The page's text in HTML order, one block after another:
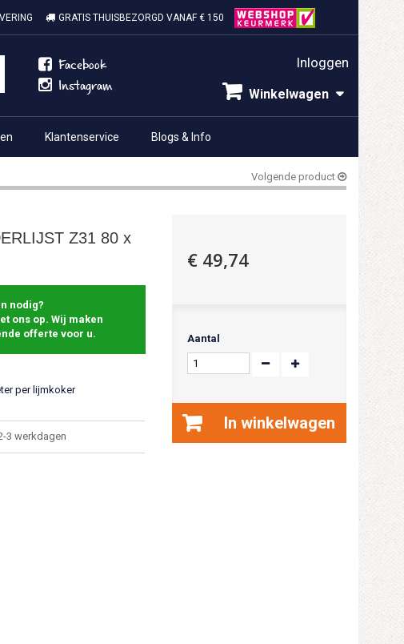
GRATIS THUISBEZORGD VANAF € 150
Facebook
Instagram
Inloggen
Winkelwagen
Klantenservice Blogs & Info
Volgende product
Z31 80 x
nodig?
ons op. Wij maken
offerte voor u.
per lijmkoker
3 werkdagen
€ 49,74
Aantal
In winkelwagen